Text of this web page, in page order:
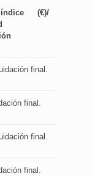
(€)/
final.
final.
final.
final.